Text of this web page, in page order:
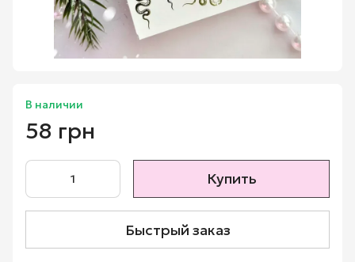
В наличии
58 грн
Купить
Быстрый заказ